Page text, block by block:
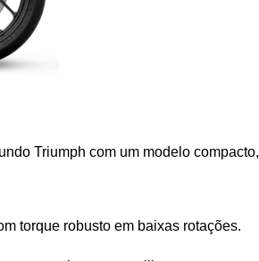
Triumph com um modelo compacto,
torque robusto em baixas rotações.